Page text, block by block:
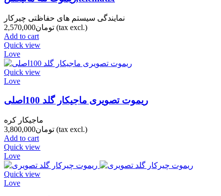
نمایندگی سیستم های حفاظتی چیرکار
تومان2,570,000 (tax excl.)
Add to cart
Quick view
Love
Quick view
Love
ریموت تصویری ماجیکار گلد 100اصلی
ماجیکار کره
تومان3,800,000 (tax excl.)
Add to cart
Quick view
Love
Quick view
Love